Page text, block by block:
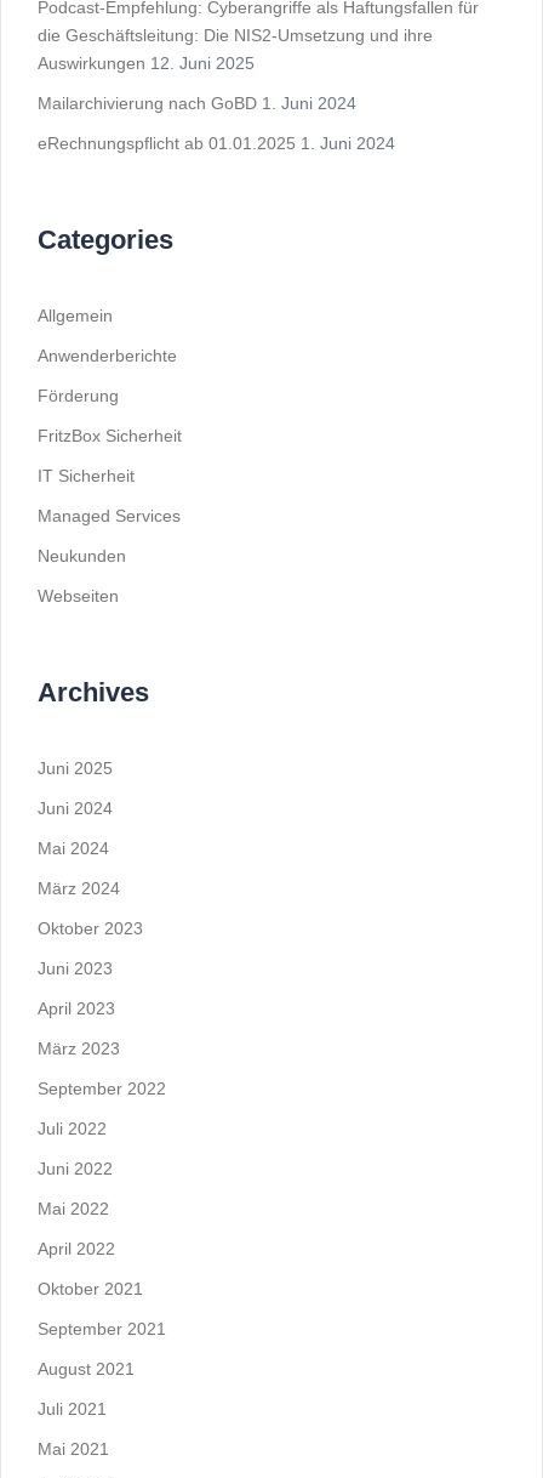
Podcast-Empfehlung: Cyberangriffe als Haftungsfallen für
die Geschäftsleitung: Die NIS2-Umsetzung und ihre
Auswirkungen 12. Juni 2025
Mailarchivierung nach GoBD 1. Juni 2024
eRechnungspflicht ab 01.01.2025 1. Juni 2024
Categories
Allgemein
Anwenderberichte
Förderung
FritzBox Sicherheit
IT Sicherheit
Managed Services
Neukunden
Webseiten
Archives
Juni 2025
Juni 2024
Mai 2024
März 2024
Oktober 2023
Juni 2023
April 2023
März 2023
September 2022
Juli 2022
Juni 2022
Mai 2022
April 2022
Oktober 2021
September 2021
August 2021
Juli 2021
Mai 2021